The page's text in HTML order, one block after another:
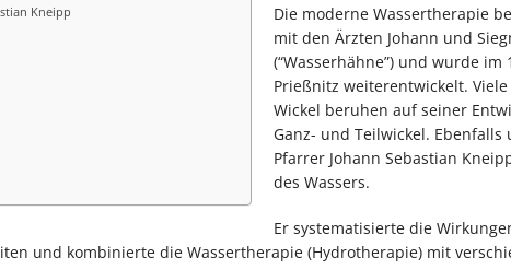
Kneipp
Die moderne Wassertherapie
mit den Ärzten Johann und
(“Wasserhähne”) und wurde im
Prießnitz weiterent­wickelt.
Wickel beruhen auf seiner
Ganz- und Teilwickel.
Pfarrer Johann Sebastian
des Wassers.
Er systematisierte die
und kombi­nierte die Wassertherapie (Hydrotherapie) mit